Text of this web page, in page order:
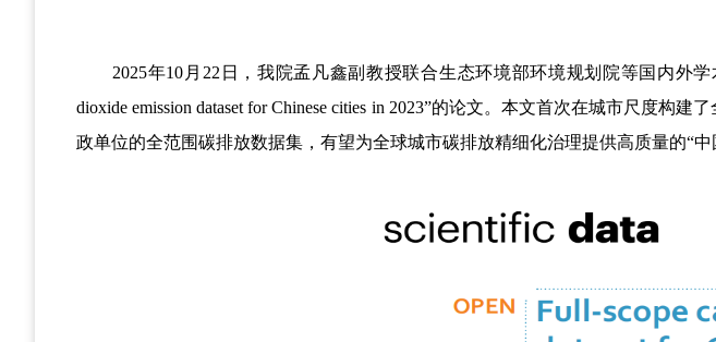
2025年10 月 22 日，我院孟凡鑫副教授联合生态环境部环境规划院等国内外
dioxide emission dataset for Chinese cities in 2023”的论文。本文首次在城市尺度构建了
政单位的全范围碳排放数据集，有望为全球城市碳排放精细化治理提供高质量的“中